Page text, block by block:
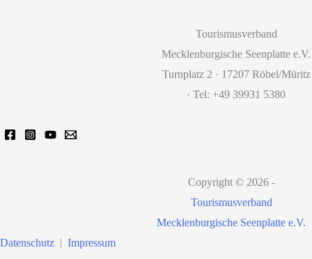
Tourismusverband
Mecklenburgische Seenplatte e.V.
Turnplatz 2 · 17207 Röbel/Müritz
· Tel: +49 39931 5380
Copyright © 2026 -
Tourismusverband
Mecklenburgische Seenplatte e.V.
Datenschutz | Impressum